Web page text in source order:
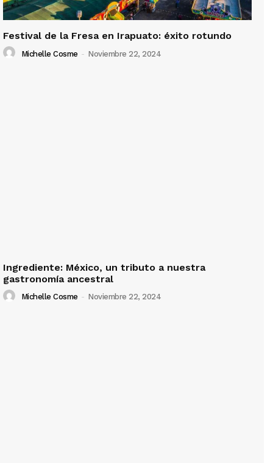
Festival de la Fresa en Irapuato: éxito rotundo
Michelle Cosme - Noviembre 22, 2024
Ingrediente: México, un tributo a nuestra
gastronomía ancestral
Michelle Cosme - Noviembre 22, 2024